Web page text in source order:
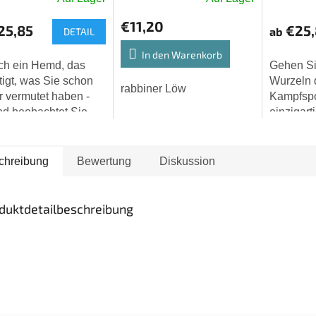
DETAIL
ein Hemd, das
was Sie schon
vermutet haben -
beobachtet Sie
€11,20
In den Warenkorb
rabbiner Löw
ab
Gehen
Wurzeln
Bewertung Diskussion